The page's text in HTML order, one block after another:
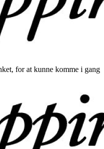
for at kunne komme i gang